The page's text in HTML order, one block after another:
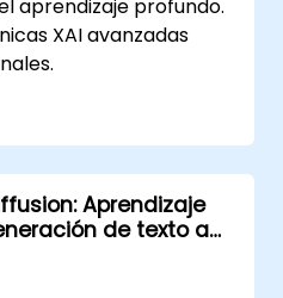
aprendizaje profundo.
XAI avanzadas
profundo.
entre
Aprendizaje
de texto a